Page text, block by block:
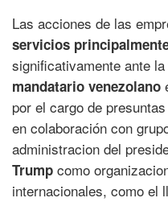
Las acciones de las
servicios
significativamente ante la
mandatario venezolano
por el cargo de
en colaboración con
administracion del
Trump como
internacionales, como el